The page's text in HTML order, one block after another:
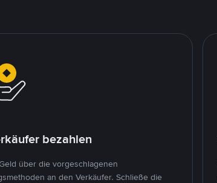
bezahlen
über die vorgeschlagenen
an den Verkäufer. Schließe die